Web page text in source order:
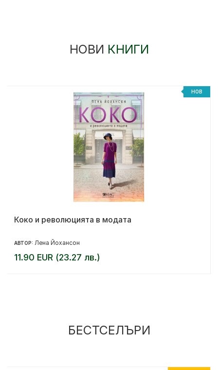
НОВИ КНИГИ
НОВ
Коко и революцията в модата
АВТОР: Лена Йохансон
11.90 EUR (23.27 лв.)
БЕСТСЕЛЪРИ